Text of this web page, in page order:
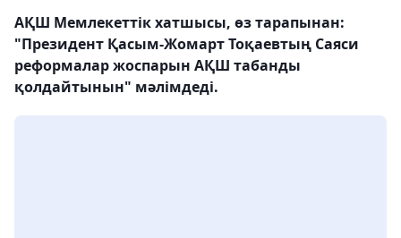
АҚШ Мемлекеттік хатшысы, өз тарапынан:
"Президент Қасым-Жомарт Тоқаевтың Саяси
реформалар жоспарын АҚШ табанды
қолдайтынын" мәлімдеді.